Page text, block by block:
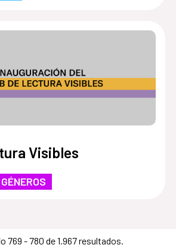
Visibles
769 - 780 de 1.967 resultados.